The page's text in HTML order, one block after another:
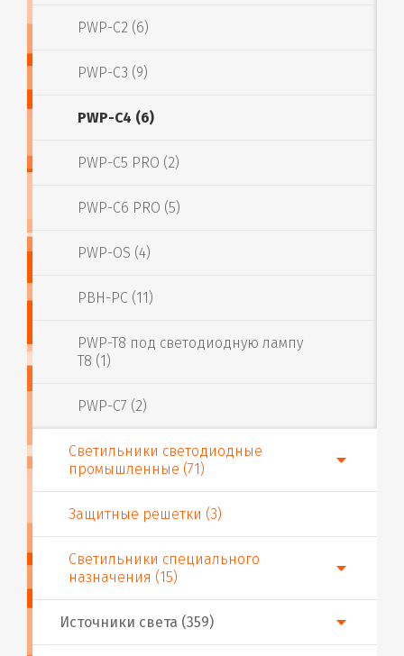
Источники света (359)
PWP-C2 (6)
PWP-C3 (9)
PWP-C4 (6)
PWP-C5 PRO (2)
PWP-C6 PRO (5)
PWP-OS (4)
PBH-PC (11)
PWP-T8 под светодиодную лампу
T8 (1)
PWP-C7 (2)
Светильники светодиодные
промышленные (71)
Защитные решетки (3)
Светильники специального
назначения (15)